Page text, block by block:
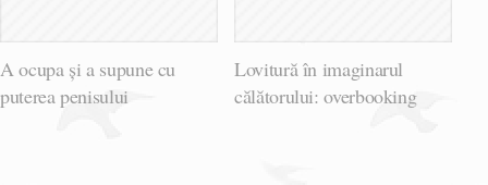
A ocupa și a supune cu
puterea penisului
Lovitură în imaginarul
călătorului: overbooking